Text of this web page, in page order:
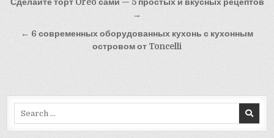
записям
Сделайте торт Oreo сами — 5 простых и вкусных рецептов
→
← 6 современных оборудованных кухонь с кухонным
островом от Toncelli